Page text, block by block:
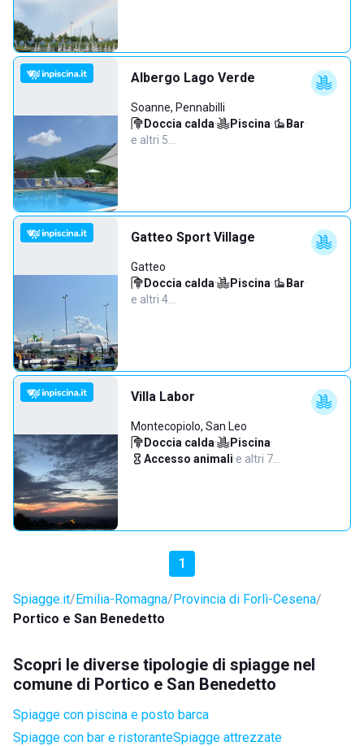
Albergo Lago Verde
Soanne, Pennabilli
Doccia calda· Piscina· Bar·
e altri 5…
Gatteo Sport Village
Gatteo
Doccia calda· Piscina· Bar·
e altri 4…
Villa Labor
Montecopiolo, San Leo
Doccia calda· Piscina·
Accesso animali·e altri 7…
1
Spiagge.it Emilia-Romagna Provincia di Forlì-Cesena
Portico e San Benedetto
Scopri le diverse tipologie di spiagge nel
comune di Portico e San Benedetto
Spiagge con piscina e posto barca
Spiagge con bar e ristoranteSpiagge attrezzate